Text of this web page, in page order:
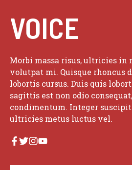
VOICE
Morbi massa risus, ultricies in
volutpat mi. Quisque rhoncus
lobortis cursus. Duis quis
sagittis est non odio
condimentum. Integer
ultricies metus luctus vel.